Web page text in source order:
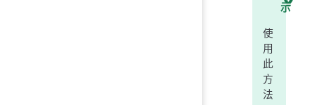
示
使
用
此
方
法